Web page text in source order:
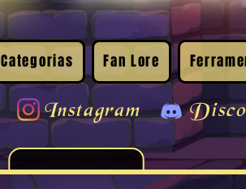
Categorias Fan Lore
Instagram